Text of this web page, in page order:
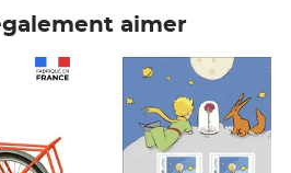
aimer
Prix 7,50€